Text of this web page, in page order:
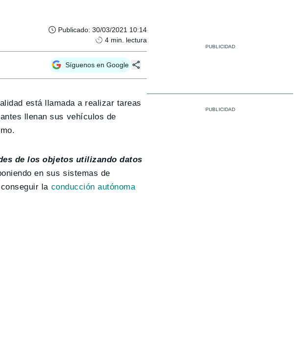
Publicado: 30/03/2021 10:14
4 min. lectura
Síguenos en Google
está llamada a realizar tareas
llenan sus vehículos de
de los objetos utilizando datos
en sus sistemas de
la conducción autónoma